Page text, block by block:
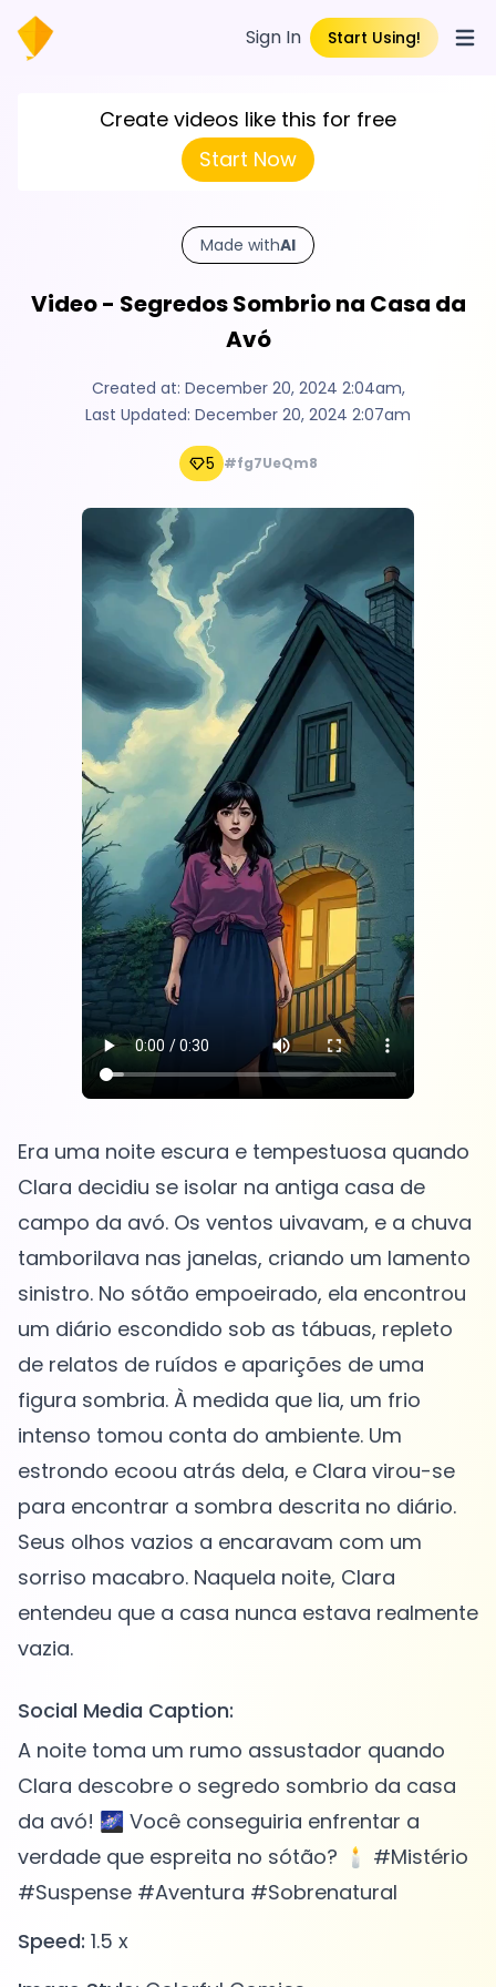
Sign In Start Using!
Create videos like this for free
Start Now
Made withAI
Video - Segredos Sombrio na Casa da
Avó
Created at: December 20, 2024 2:04am,
Last Updated: December 20, 2024 2:07am
5 #fg7UeQm8
Era uma noite escura e tempestuosa quando
Clara decidiu se isolar na antiga casa de
campo da avó. Os ventos uivavam, e a chuva
tamborilava nas janelas, criando um lamento
sinistro. No sótão empoeirado, ela encontrou
um diário escondido sob as tábuas, repleto
de relatos de ruídos e aparições de uma
figura sombria. À medida que lia, um frio
intenso tomou conta do ambiente. Um
estrondo ecoou atrás dela, e Clara virou-se
para encontrar a sombra descrita no diário.
Seus olhos vazios a encaravam com um
sorriso macabro. Naquela noite, Clara
entendeu que a casa nunca estava realmente
Social Media Caption:
A noite toma um rumo assustador quando
Clara descobre o segredo sombrio da casa
da avó! 🌌 Você conseguiria enfrentar a
verdade que espreita no sótão? 🕯️ #Mistério
#Suspense #Aventura #Sobrenatural
Speed: 1.5 x